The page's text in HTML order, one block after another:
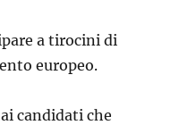
a tirocini di
europeo.
candidati che